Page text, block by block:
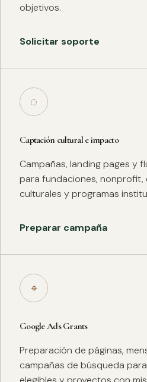
objetivos.
Solicitar soporte
◌
Captación cultural e impacto
Campañas, landing pages y
para fundaciones, nonprofit,
culturales y programas
Preparar campaña
⌖
Google Ads Grants
Preparación de páginas,
campañas de búsqueda